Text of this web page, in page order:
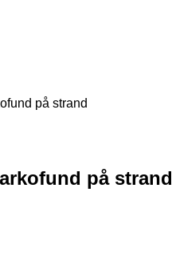
på strand
på strand